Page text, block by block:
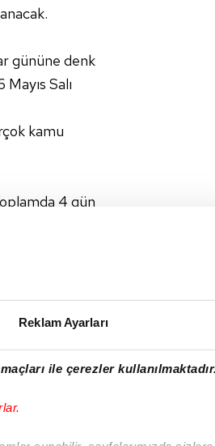
Reklam Ayarları
ile çerezler kullanılmaktadır.
gününe denk
Salı
kamu
4 gün